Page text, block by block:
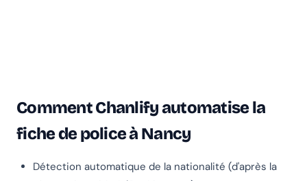
Comment Chanlify automatise la
fiche de police à Nancy
Détection automatique de la nationalité (d'après la